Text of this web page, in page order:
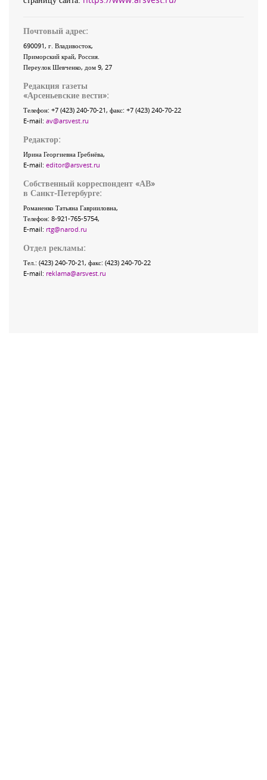
Почтовый адрес:
690091, г. Владивосток,
Приморский край, Россия
Переулок Шевченко, дом 9, 27
Редакция газеты
«Арсеньевские вести»:
Телефон: +7 (423) 240-70-21, факс: +7 (423) 240-70-22
E-mail: av@arsvest.ru
Редактор:
Ирина Георгиевна Гребнёва,
E-mail: editor@arsvest.ru
Собственный корреспондент «АВ»
в Санкт-Петербурге:
Романенко Татьяна Гаврииловна,
Телефон: 8-921-765-5754,
E-mail: rtg@narod.ru
Отдел рекламы:
Тел.: (423) 240-70-21, факс: (423) 240-70-22
E-mail: reklama@arsvest.ru